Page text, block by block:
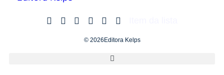
© 2026Editora Kelps